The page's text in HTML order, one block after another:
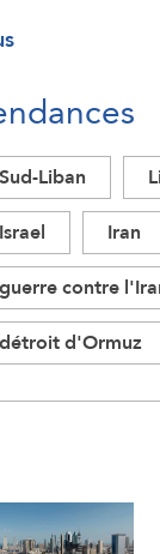
Sud-Liban
Israel
Iran
guerre contre
détroit d'Ormuz